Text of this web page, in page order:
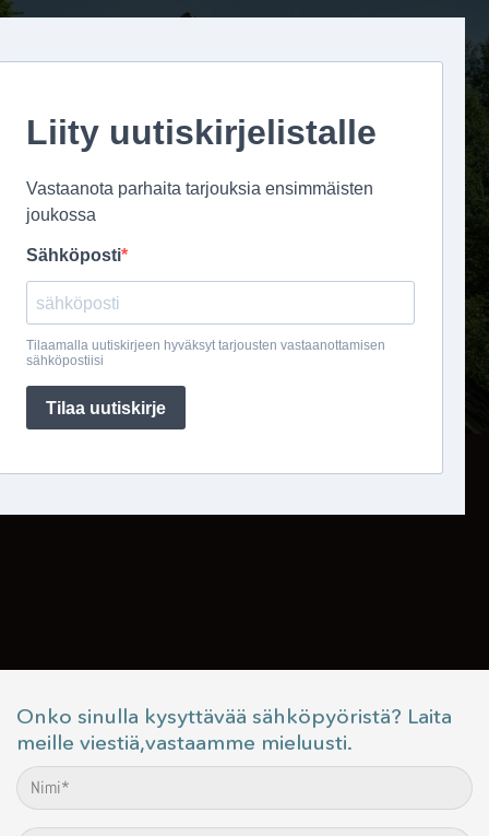
Onko sinulla kysyttävää sähköpyöristä? Laita
meille viestiä,vastaamme mieluusti.